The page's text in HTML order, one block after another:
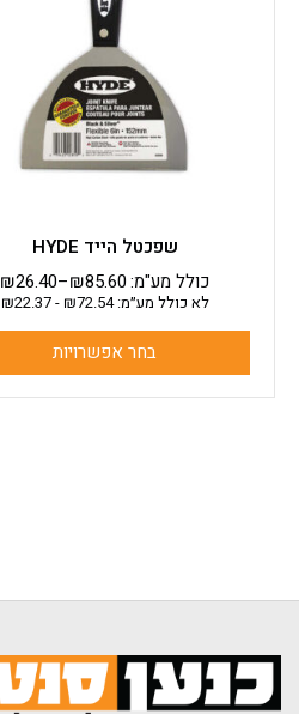
שפכטל הייד HYDE
₪26.40–₪85.60כולל מע"מ:
לא כולל מע״מ: ₪72.54
-
₪22.37
בחר אפשרויות
סוגים.
ניתן
לבחור
את
האפשרויות
בעמוד